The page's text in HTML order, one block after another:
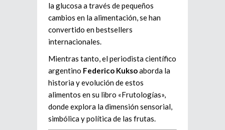
la glucosa a través de pequeños
cambios en la alimentación, se han
convertido en bestsellers
internacionales.
Mientras tanto, el periodista científico
argentino Federico Kuksoaborda la
historia y evolución de estos
alimentos en su libro «Frutologías»,
donde explora la dimensión sensorial,
simbólica y política de las frutas.